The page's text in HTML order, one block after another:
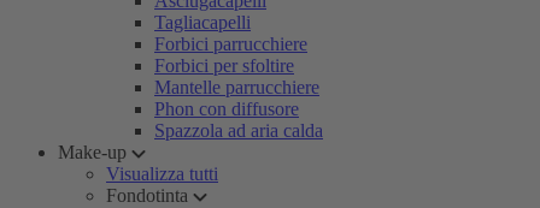
Tagliacapelli
Forbici parrucchiere
Forbici per sfoltire
Mantelle parrucchiere
Phon con diffusore
Spazzola ad aria calda
Make-up
Visualizza tutti
Fondotinta